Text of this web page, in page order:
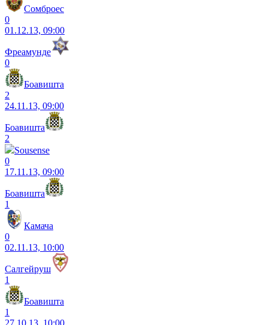
Сомброес
0
01.12.13, 09:00
Фреамунде
0
Боавишта
2
24.11.13, 09:00
Боавишта
2
Sousense
0
17.11.13, 09:00
Боавишта
1
Камача
0
02.11.13, 10:00
Салгейруш
1
Боавишта
1
27.10.13, 10:00